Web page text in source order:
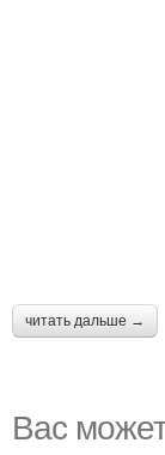
читать дальше →
Вас